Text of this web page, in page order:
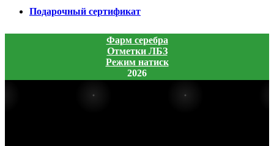
Подарочный сертификат
Фарм серебра
Отметки ЛБЗ
Режим натиск
2026